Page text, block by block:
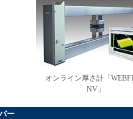
オンライン厚さ計「
NV」
ー